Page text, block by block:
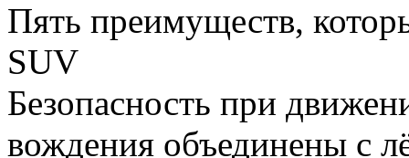
Пять преимуществ,
SUV
Безопасность при
вождения объединены с